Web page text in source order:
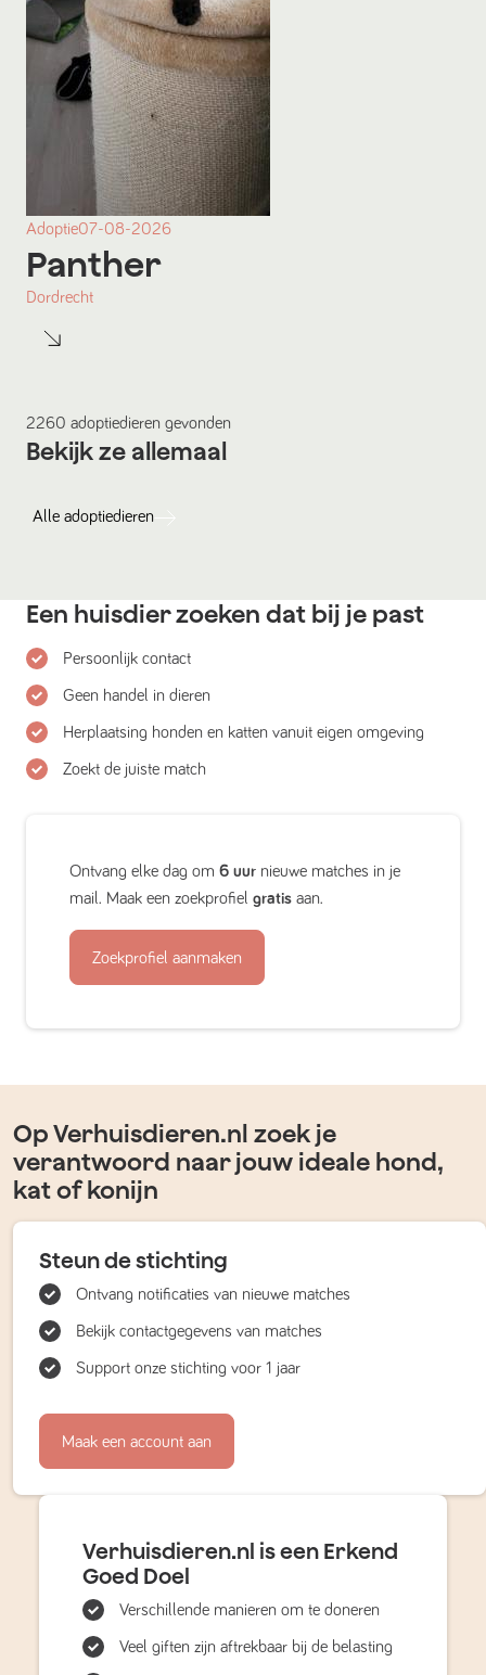
Adoptie07-08-2026
Panther
Dordrecht
2260 adoptiedieren gevonden
Bekijk ze allemaal
Alle adoptiedieren
Een huisdier zoeken dat bij je past
Persoonlijk contact
Geen handel in dieren
Herplaatsing honden en katten vanuit eigen omgeving
Zoekt de juiste match
Ontvang elke dag om 6 uur nieuwe matches in je
mail. Maak een zoekprofiel gratis aan.
Zoekprofiel aanmaken
Op Verhuisdieren.nl zoek je
verantwoord naar jouw ideale hond,
kat of konijn
Steun de stichting
Ontvang notificaties van nieuwe matches
Bekijk contactgegevens van matches
Support onze stichting voor 1 jaar
Maak een account aan
Verhuisdieren.nl is een Erkend
Goed Doel
Verschillende manieren om te doneren
Veel giften zijn aftrekbaar bij de belasting